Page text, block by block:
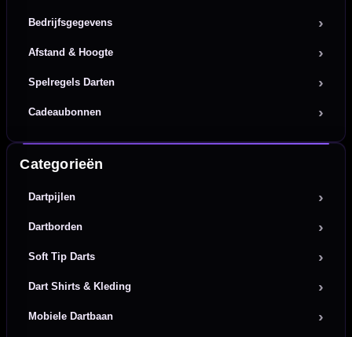
Bedrijfsgegevens
Afstand & Hoogte
Spelregels Darten
Cadeaubonnen
Categorieën
Dartpijlen
Dartborden
Soft Tip Darts
Dart Shirts & Kleding
Mobiele Dartbaan